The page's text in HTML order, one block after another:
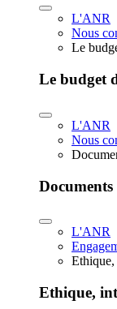
L'ANR
Nous
Le
Le budget
L'ANR
Nous
Documents
L'ANR
Ethique,